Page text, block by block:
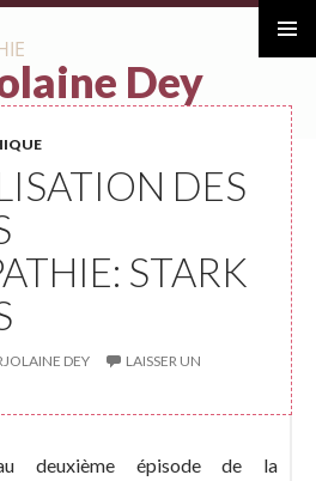
Dey
DES
STARK
DEY
LAISSER UN
deuxième épisode de la